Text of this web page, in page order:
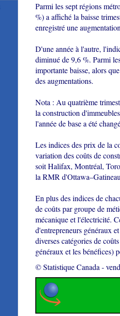
Parmi les sept régions
%) a affiché la baisse
enregistré une
D'une année à l'autre,
diminué de 9,6 %. Parmi
importante baisse, alors
des augmentations.
Nota : Au quatrième
la construction
l'année de base a été
Les indices des prix de la
variation des coûts de
soit Halifax, Montréal,
la RMR
En plus des indices de
de coûts par groupe de
mécanique et l'électricité.
d'entrepreneurs généraux
diverses catégories de
généraux et les bénéfices)
© Statistique Canada -